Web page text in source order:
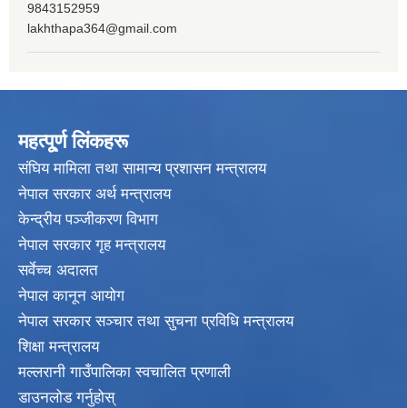
9843152959
lakhthapa364@gmail.com
महत्पू्र्ण लिंकहरू
संघिय मामिला तथा सामान्य प्रशासन मन्त्रालय
नेपाल सरकार अर्थ मन्त्रालय
केन्द्रीय पञ्जीकरण विभाग
नेपाल सरकार गृह मन्त्रालय
सर्वेच्च अदालत
नेपाल कानून आयोग
नेपाल सरकार सञ्चार तथा सुचना प्रविधि मन्त्रालय
शिक्षा मन्त्रालय
मल्लरानी गाउँपालिका स्वचालित प्रणाली
डाउनलोड गर्नुहोस्